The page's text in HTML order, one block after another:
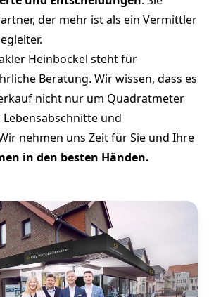
der mehr ist als ein Vermittler
Heinbockel steht für
Beratung. Wir wissen, dass es
nicht nur um Quadratmeter
und
nehmen uns Zeit für Sie und Ihre
in den besten Händen.